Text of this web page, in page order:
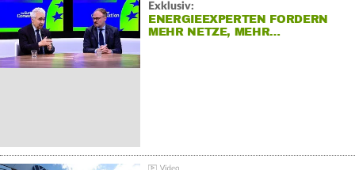
Exklusiv:
ENERGIEEXPERTEN FORDERN
MEHR NETZE, MEHR…